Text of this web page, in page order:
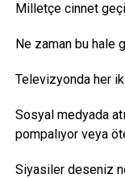
Milletçe cinnet
Ne zaman bu hale
Televizyonda her
Sosyal medyada
pompalıyor veya
Siyasiler deseniz